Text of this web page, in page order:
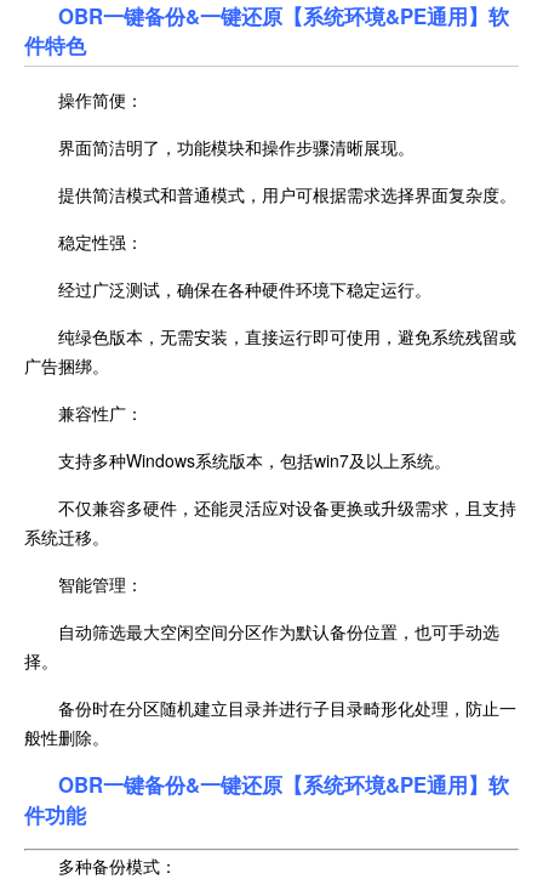
OBR一键备份&一键还原【系统环境&PE通用】软
件特色
操作简便：
界面简洁明了，功能模块和操作步骤清晰展现。
提供简洁模式和普通模式，用户可根据需求选择界面复杂度。
稳定性强：
经过广泛测试，确保在各种硬件环境下稳定运行。
纯绿色版本，无需安装，直接运行即可使用，避免系统残留或
广告捆绑。
兼容性广：
支持多种Windows系统版本，包括win7及以上系统。
不仅兼容多硬件，还能灵活应对设备更换或升级需求，且支持
系统迁移。
智能管理：
自动筛选最大空闲空间分区作为默认备份位置，也可手动选
择。
备份时在分区随机建立目录并进行子目录畸形化处理，防止一
般性删除。
OBR一键备份&一键还原【系统环境&PE通用】软
件功能
多种备份模式：